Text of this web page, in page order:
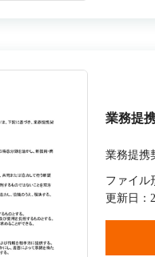
業務提
業務提携
ファイル
更新日：